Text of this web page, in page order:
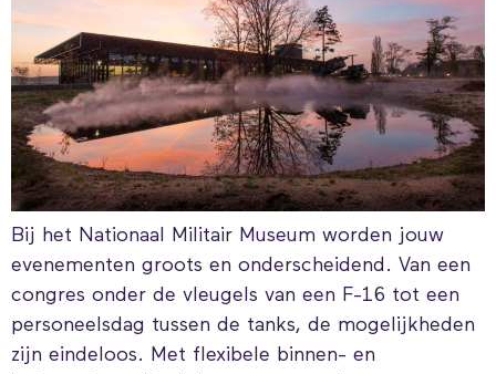
Bij het Nationaal Militair Museum worden jouw
evenementen groots en onderscheidend. Van een
congres onder de vleugels van een F-16 tot een
personeelsdag tussen de tanks, de mogelijkheden
zijn eindeloos. Met flexibele binnen- en